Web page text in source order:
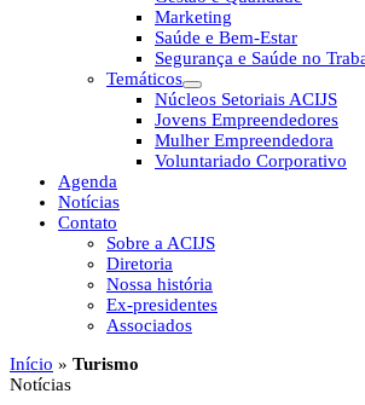
Marketing
Saúde e Bem-Estar
Segurança e Saúde no
Temáticos
Núcleos Setoriais ACIJS
Jovens Empreendedores
Mulher Empreendedora
Voluntariado Corporativo
Agenda
Notícias
Contato
Sobre a ACIJS
Diretoria
Nossa história
Ex-presidentes
Associados
Início » Turismo
Notícias